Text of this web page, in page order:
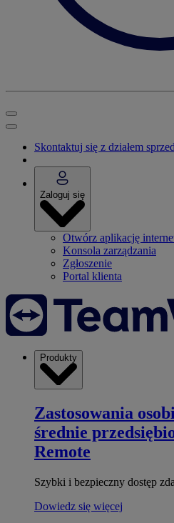
Skontaktuj się z działem
Zaloguj się
Otwórz aplikację
Konsola zarządzania
Zgłoszenie
Portal klienta
Produkty
Zastosowania
średnie
Remote
Szybki i bezpieczny dostęp
Dowiedz się więcej